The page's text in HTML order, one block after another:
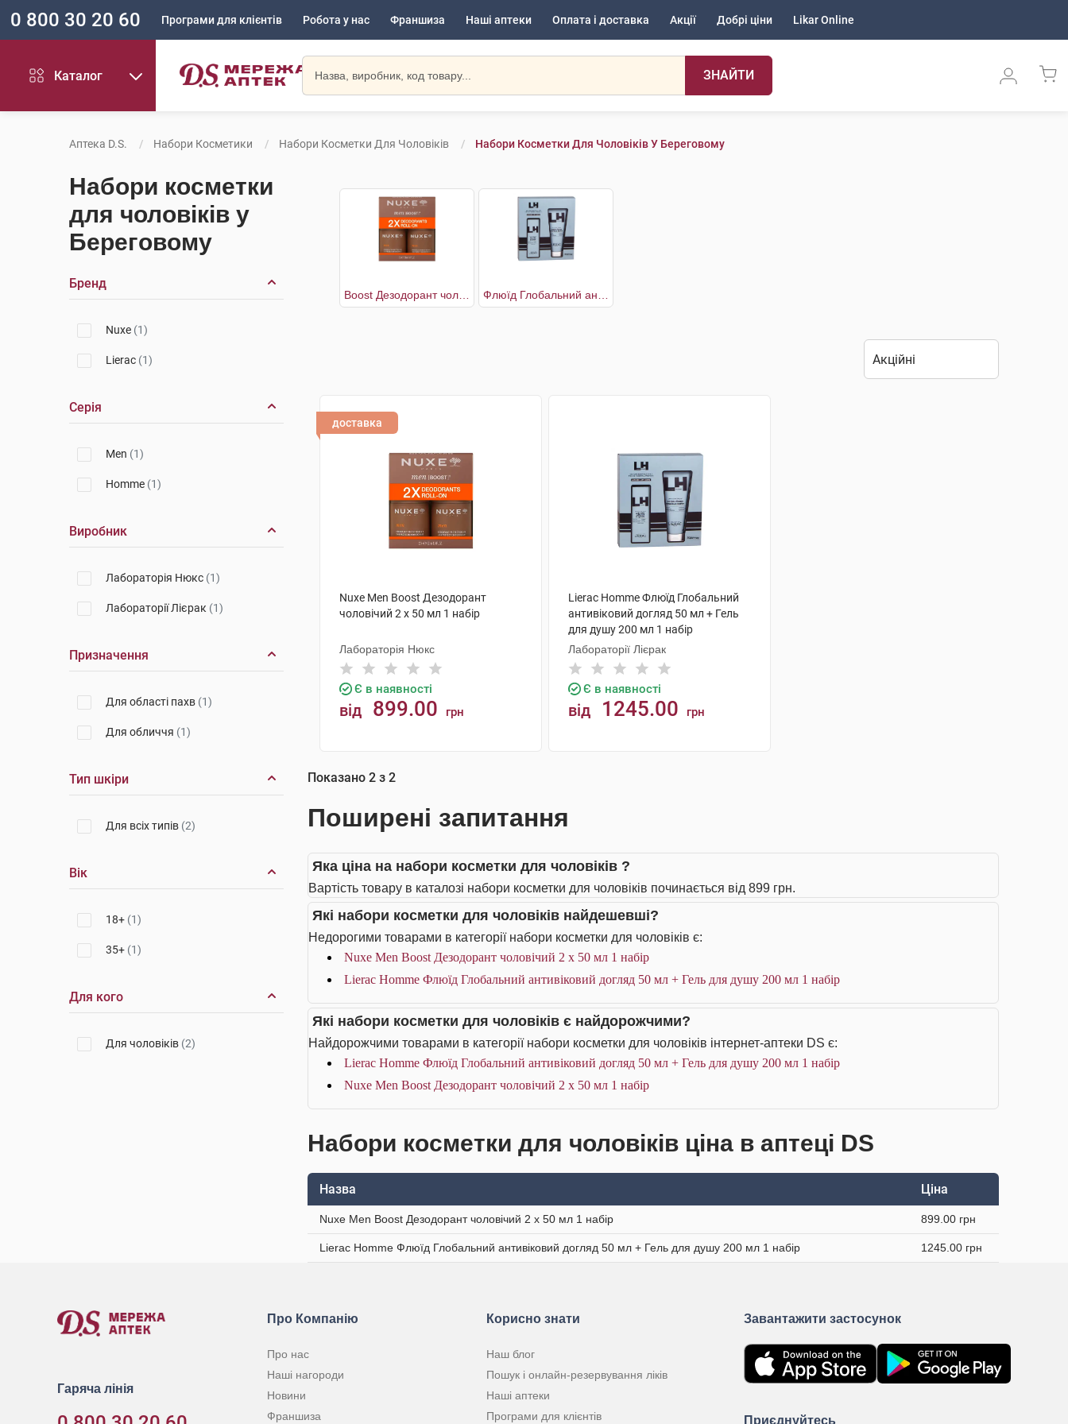
0 800 30 20 60 Програми для клієнтів Робота у нас Франшиза Наші аптеки Оплата і доставка Акції Добрі ціни Likar Online
Каталог ЗНАЙТИ
Аптека D.S. Набори Косметики Набори Косметки Для Чоловіків Набори Косметки Для Чоловіків У Береговому
Набори косметки
для чоловіків у
Береговому
Бренд
Nuxe (1)
Lierac (1)
Серія
Men (1)
Homme (1)
Виробник
Лабораторія Нюкс (1)
Лабораторії Лієрак (1)
Призначення
Для області пахв (1)
Для обличчя (1)
Тип шкіри
Для всіх типів (2)
Вік
18+ (1)
35+ (1)
Для кого
Для чоловіків (2)
доставка
Nuxe Men Boost Дезодорант
чоловічий 2 х 50 мл 1 набір
Лабораторія Нюкс
Є в наявності
від 899.00 грн
Lierac Homme Флюїд Глобальний
антивіковий догляд 50 мл + Гель
для душу 200 мл 1 набір
Лабораторії Лієрак
Є в наявності
від 1245.00 грн
Показано 2 з 2
Поширені запитання
Яка ціна на набори косметки для чоловіків ?
Вартість товару в каталозі набори косметки для чоловіків починається від 899 грн.
Які набори косметки для чоловіків найдешевші?
Недорогими товарами в категорії набори косметки для чоловіків є:
Nuxe Men Boost Дезодорант чоловічий 2 х 50 мл 1 набір
Lierac Homme Флюїд Глобальний антивіковий догляд 50 мл + Гель для душу 200 мл 1 набір
Які набори косметки для чоловіків є найдорожчими?
Найдорожчими товарами в категорії набори косметки для чоловіків інтернет-аптеки DS є:
Lierac Homme Флюїд Глобальний антивіковий догляд 50 мл + Гель для душу 200 мл 1 набір
Nuxe Men Boost Дезодорант чоловічий 2 х 50 мл 1 набір
Набори косметки для чоловіків ціна в аптеці DS
Назва Ціна
Nuxe Men Boost Дезодорант чоловічий 2 х 50 мл 1 набір 899.00 грн
Lierac Homme Флюїд Глобальний антивіковий догляд 50 мл + Гель для душу 200 мл 1 набір 1245.00 грн
Гаряча лінія
Про Компанію
Про нас
Наші нагороди
Новини
Франшиза
Корисно знати
Наш блог
Пошук і онлайн-резервування ліків
Наші аптеки
Програми для клієнтів
Завантажити застосунок
Приєднуйтесь